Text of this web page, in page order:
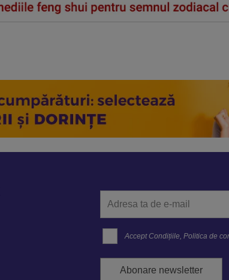
Accept Condițiile,Politica de
Abonare newsletter